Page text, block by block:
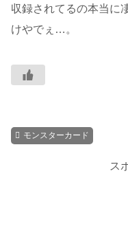
収録されてるの本当に
けやでぇ…。
モンスターカード
ス